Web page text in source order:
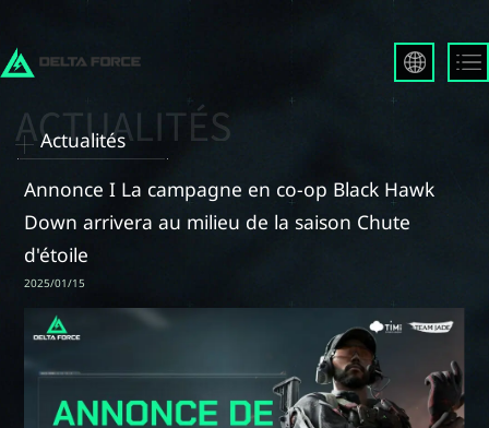
English
Deutsch
العربية
日本語
Türkçe
Actualités
Annonce I La campagne en co-op Black Hawk
Down arrivera au milieu de la saison Chute
d'étoile
2025/01/15